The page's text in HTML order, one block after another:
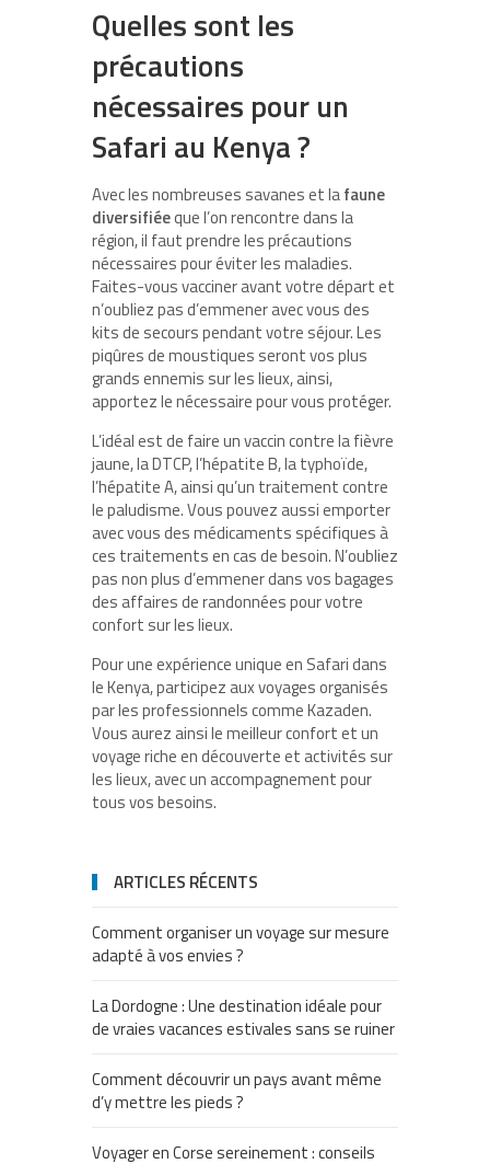
Quelles sont les
précautions
nécessaires pour un
Safari au Kenya ?
Avec les nombreuses savanes et lafaune
diversifiéeque l’on rencontre dans la
région, il faut prendre les précautions
nécessaires pour éviter les maladies.
Faites-vous vacciner avant votre départ et
n’oubliez pas d’emmener avec vous des
kits de secours pendant votre séjour. Les
piqûres de moustiques seront vos plus
grands ennemis sur les lieux, ainsi,
apportez le nécessaire pour vous protéger.
L’idéal est de faire un vaccin contre la fièvre
jaune, la DTCP, l’hépatite B, la typhoïde,
l’hépatite A, ainsi qu’un traitement contre
le paludisme. Vous pouvez aussi emporter
avec vous des médicaments spécifiques à
ces traitements en cas de besoin. N’oubliez
pas non plus d’emmener dans vos bagages
des affaires de randonnées pour votre
confort sur les lieux.
Pour une expérience unique en Safari dans
le Kenya, participez aux voyages organisés
par les professionnels comme Kazaden.
Vous aurez ainsi le meilleur confort et un
voyage riche en découverte et activités sur
les lieux, avec un accompagnement pour
tous vos besoins.
ARTICLES RÉCENTS
Comment organiser un voyage sur mesure
adapté à vos envies ?
La Dordogne : Une destination idéale pour
de vraies vacances estivales sans se ruiner
Comment découvrir un pays avant même
d’y mettre les pieds ?
Voyager en Corse sereinement : conseils